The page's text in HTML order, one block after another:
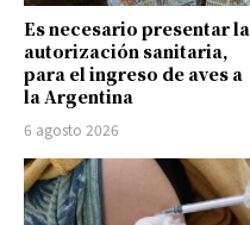
Es necesario presentar la
autorización sanitaria,
para el ingreso de aves a
la Argentina
6 agosto 2026